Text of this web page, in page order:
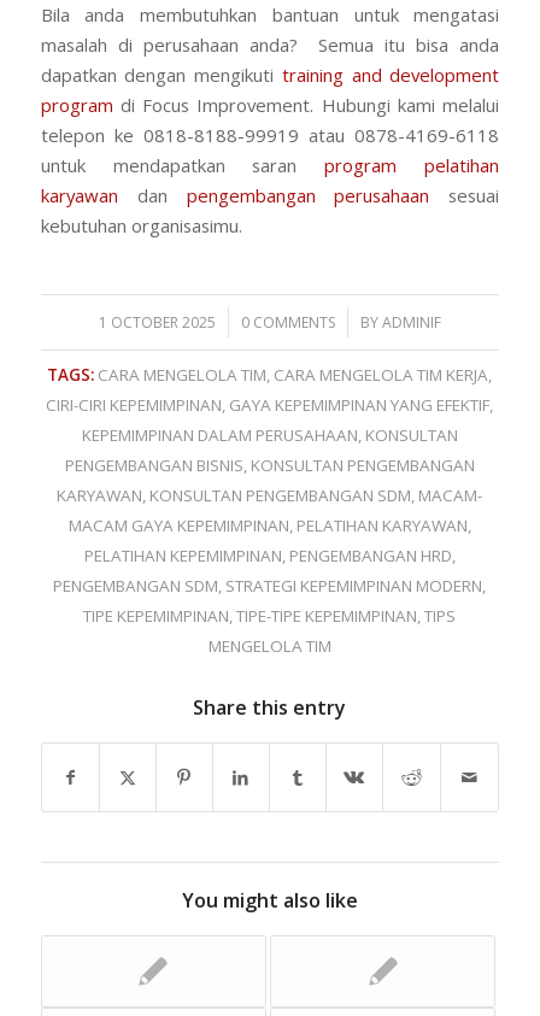
Bila anda membutuhkan bantuan untuk mengatasi
masalah di perusahaan anda? Semua itu bisa anda
dapatkan dengan mengikuti training and development
program di Focus Improvement. Hubungi kami melalui
telepon ke 0818-8188-99919 atau 0878-4169-6118
untuk mendapatkan saranprogram pelatihan
karyawan dan pengembangan perusahaan sesuai
kebutuhan organisasimu.
1 OCTOBER 2025
/ 0 COMMENTS
/ BYADMINIF
TAGS: CARA MENGELOLA TIM, CARA MENGELOLA TIM KERJA,
CIRI-CIRI KEPEMIMPINAN, GAYA KEPEMIMPINAN YANG EFEKTIF,
KEPEMIMPINAN DALAM PERUSAHAAN, KONSULTAN
PENGEMBANGAN BISNIS, KONSULTAN PENGEMBANGAN
KARYAWAN, KONSULTAN PENGEMBANGAN SDM, MACAM-
MACAM GAYA KEPEMIMPINAN, PELATIHAN KARYAWAN,
PELATIHAN KEPEMIMPINAN, PENGEMBANGAN HRD,
PENGEMBANGAN SDM, STRATEGI KEPEMIMPINAN MODERN,
TIPE KEPEMIMPINAN,TIPE-TIPE KEPEMIMPINAN,TIPS
MENGELOLA TIM
Share this entry
You might also like